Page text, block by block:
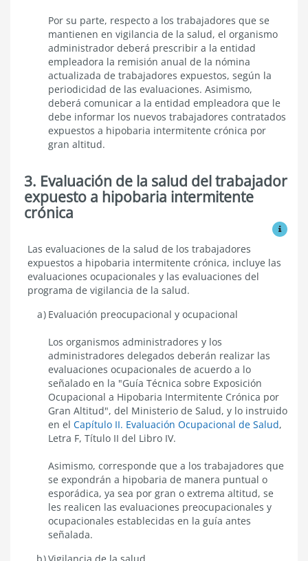
Por su parte, respecto a los trabajadores que se
mantienen en vigilancia de la salud, el organismo
administrador deberá prescribir a la entidad
empleadora la remisión anual de la nómina
actualizada de trabajadores expuestos, según la
periodicidad de las evaluaciones. Asimismo,
deberá comunicar a la entidad empleadora que le
debe informar los nuevos trabajadores contratados
expuestos a hipobaria intermitente crónica por
gran altitud.
3. Evaluación de la salud del trabajador
expuesto a hipobaria intermitente
crónica
Ver
Evaluación
de
salud
del
expuesto
hipobaria
intermitente
Las evaluaciones de la salud de los trabajadores
expuestos a hipobaria intermitente crónica, incluye las
evaluaciones ocupacionales y las evaluaciones del
programa de vigilancia de la salud.
Evaluación preocupacional y ocupacional
Los organismos administradores y los
administradores delegados deberán realizar las
evaluaciones ocupacionales de acuerdo a lo
señalado en la "Guía Técnica sobre Exposición
Ocupacional a Hipobaria Intermitente Crónica por
Gran Altitud", del Ministerio de Salud, y lo instruido
en el Capítulo II. Evaluación Ocupacional de Salud,
Letra F, Título II del Libro IV.
Asimismo, corresponde que a los trabajadores que
se expondrán a hipobaria de manera puntual o
esporádica, ya sea por gran o extrema altitud, se
les realicen las evaluaciones preocupacionales y
ocupacionales establecidas en la guía antes
señalada.